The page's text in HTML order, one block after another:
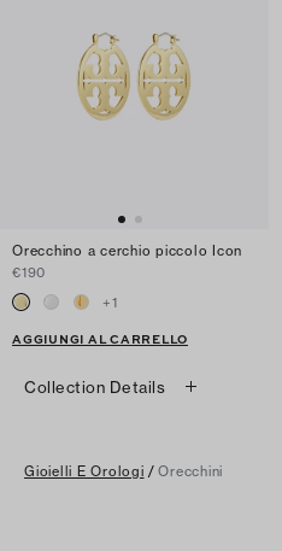
Orecchino a cerchio piccolo Icon
€190
+1
AGGIUNGI AL CARRELLO
Collection Details
Gioielli E Orologi / Orecchini